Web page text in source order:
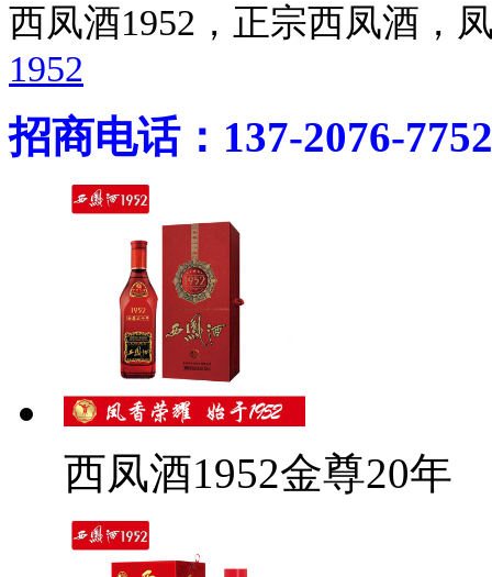
西凤酒1952，正宗西凤酒
1952
招商电话：137-2076-7752
西凤酒1952金尊20年